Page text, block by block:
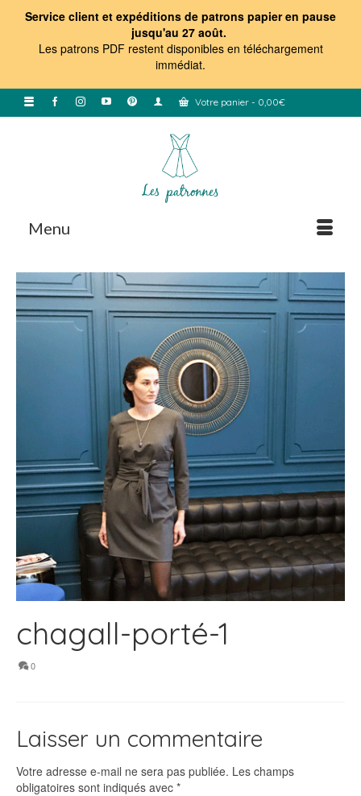
Service client et expéditions de patrons papier en pause
jusqu'au 27 août.
Les patrons PDF restent disponibles en téléchargement
immédiat.
Votre panier - 0,00€
Menu
chagall-porté-1
0
Laisser un commentaire
Votre adresse e-mail ne sera pas publiée. Les champs
obligatoires sont indiqués avec *